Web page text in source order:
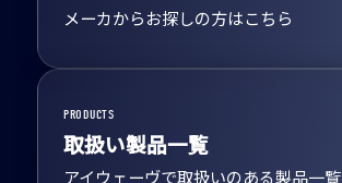
メーカからお探しの方はこちら
PRODUCTS
取扱い製品一覧
アイウェーヴで取扱いのある製品一覧